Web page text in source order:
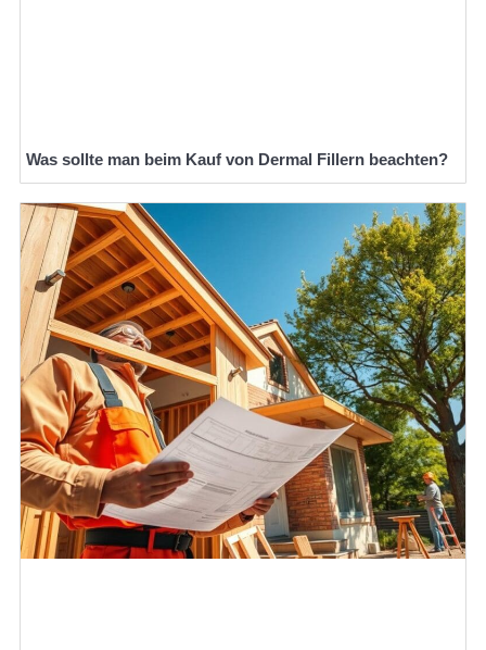
Was sollte man beim Kauf von Dermal Fillern beachten?